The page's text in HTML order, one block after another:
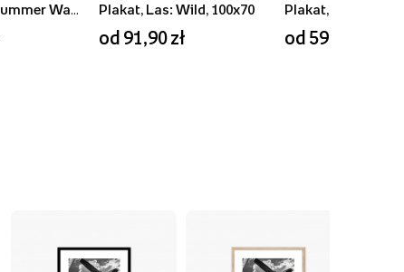
Plakat, Las: Wild, 100x70
od 91,90 zł od 59,90 zł